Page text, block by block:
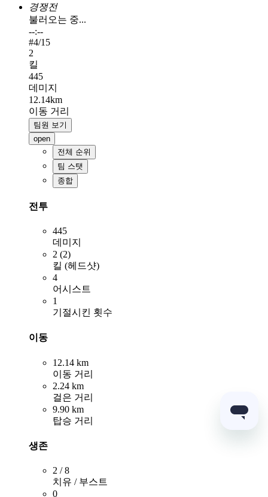
경쟁전
불러오는 중...
--:--
#4/15
2
킬
445
데미지
12.14km
이동 거리
팀원 보기
open
전체 순위
팀 스탯
종합
전투
445
데미지
2 (2)
킬 (헤드샷)
4
어시스트
1
기절시킨 횟수
이동
12.14 km
이동 거리
2.24 km
걸은 거리
9.90 km
탑승 거리
생존
2 / 8
치유 / 부스트
0